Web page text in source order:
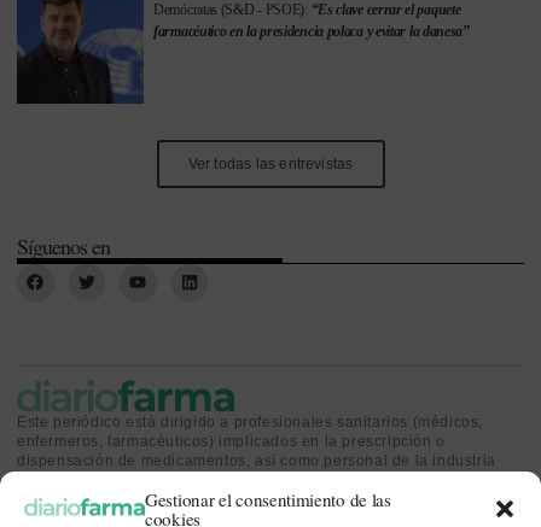
Gestionar el consentimiento de las
cookies
Demócratas (S&D - PSOE): “Es clave cerrar el paquete
farmacéutico en la presidencia polaca y evitar la danesa”
Ver todas las entrevistas
Síguenos en
Este periódico está dirigido a profesionales sanitarios (médicos,
enfermeros, farmacéuticos) implicados en la prescripción o
dispensación de medicamentos, así como personal de la industria
sanitaria.